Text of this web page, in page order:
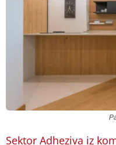
Sektor Adheziva iz